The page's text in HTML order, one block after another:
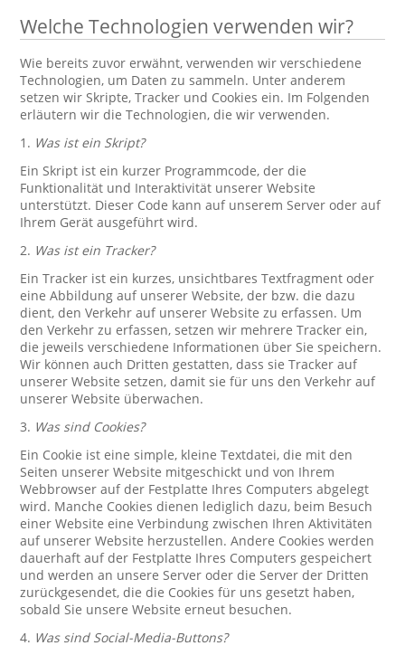
Welche Technologien verwenden wir?
Wie bereits zuvor erwähnt, verwenden wir verschiedene
Technologien, um Daten zu sammeln. Unter anderem
setzen wir Skripte, Tracker und Cookies ein. Im Folgenden
erläutern wir die Technologien, die wir verwenden.
1. Was ist ein Skript?
Ein Skript ist ein kurzer Programmcode, der die
Funktionalität und Interaktivität unserer Website
unterstützt. Dieser Code kann auf unserem Server oder auf
Ihrem Gerät ausgeführt wird.
2. Was ist ein Tracker?
Ein Tracker ist ein kurzes, unsichtbares Textfragment oder
eine Abbildung auf unserer Website, der bzw. die dazu
dient, den Verkehr auf unserer Website zu erfassen. Um
den Verkehr zu erfassen, setzen wir mehrere Tracker ein,
die jeweils verschiedene Informationen über Sie speichern.
Wir können auch Dritten gestatten, dass sie Tracker auf
unserer Website setzen, damit sie für uns den Verkehr auf
unserer Website überwachen.
3. Was sind Cookies?
Ein Cookie ist eine simple, kleine Textdatei, die mit den
Seiten unserer Website mitgeschickt und von Ihrem
Webbrowser auf der Festplatte Ihres Computers abgelegt
wird. Manche Cookies dienen lediglich dazu, beim Besuch
einer Website eine Verbindung zwischen Ihren Aktivitäten
auf unserer Website herzustellen. Andere Cookies werden
dauerhaft auf der Festplatte Ihres Computers gespeichert
und werden an unsere Server oder die Server der Dritten
zurückgesendet, die die Cookies für uns gesetzt haben,
sobald Sie unsere Website erneut besuchen.
4. Was sind Social-Media-Buttons?